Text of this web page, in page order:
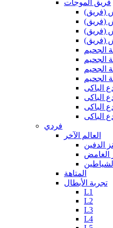
فريق الموجات
فردي
العالم الآخر
الدفين
الغامض
المتاهة
تجربة الأبطال
L1
L2
L3
L4